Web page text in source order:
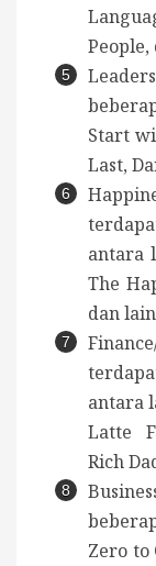
Start
Last,
antara
The
dan
antara
Latte
Rich
Zero to